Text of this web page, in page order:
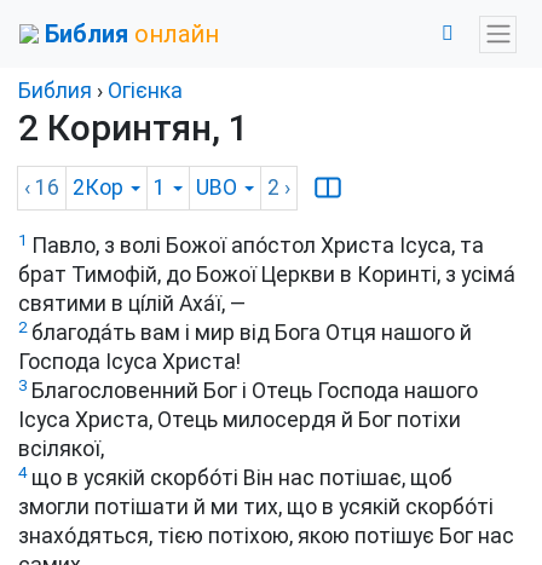
Библия онлайн
Библия › Огієнка
2 Коринтян, 1
‹ 16 2Кор 1 UBO 2 ›
1 Павло, з волі Божої апо́стол Христа Ісуса, та
брат Тимофій, до Божої Церкви в Коринті, з усіма́
святими в ці́лій Аха́ї, —
2благода́ть вам і мир від Бога Отця нашого й
Господа Ісуса Христа!
3 Благословенний Бог і Отець Господа нашого
Ісуса Христа, Отець милосердя й Бог потіхи
всілякої,
4що в усякій скорбо́ті Він нас потішає, щоб
змогли потішати й ми тих, що в усякій скорбо́ті
знахо́дяться, тією потіхою, якою потішує Бог нас